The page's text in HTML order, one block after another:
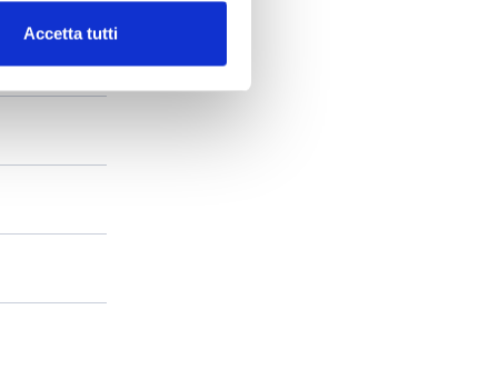
Accetta tutti